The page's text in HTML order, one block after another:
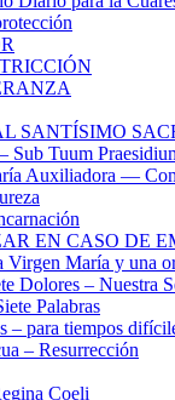
SANTÍSIMO
Sub Tuum
Auxiliadora —
EN CASO DE
Virgen María y una
Dolores – Nuestra
Palabras
– para tiempos
– Resurrección
Coeli